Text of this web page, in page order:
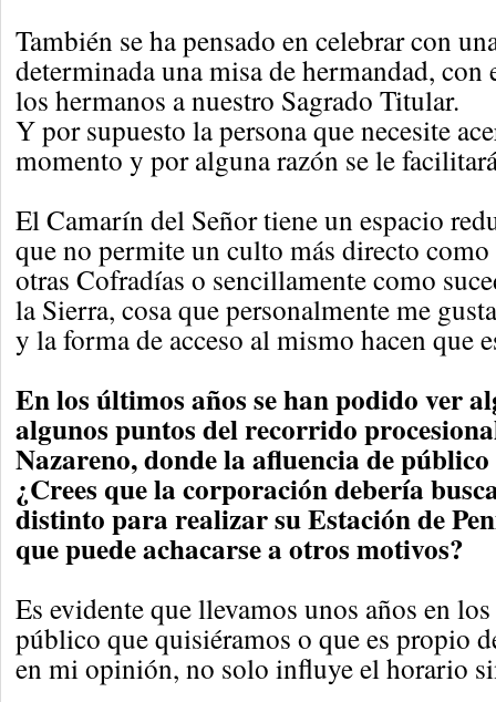
También se ha pensado en celebrar con
determinada una misa de hermandad, con
los hermanos a nuestro Sagrado Titular.
Y por supuesto la persona que necesite
momento y por alguna razón se le
El Camarín del Señor tiene un espacio
que no permite un culto más directo
otras Cofradías o sencillamente como
la Sierra, cosa que personalmente me
y la forma de acceso al mismo hacen que
En los últimos años se han podido ver
algunos puntos del recorrido
Nazareno, donde la afluencia de público
¿Crees que la corporación debería
distinto para realizar su Estación de
que puede achacarse a otros motivos?
Es evidente que llevamos unos años en
público que quisiéramos o que es propio
en mi opinión, no solo influye el horario